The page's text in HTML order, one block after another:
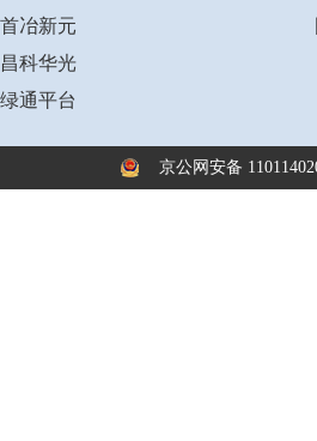
首冶新元
昌科华光
绿通平台
京公网安备